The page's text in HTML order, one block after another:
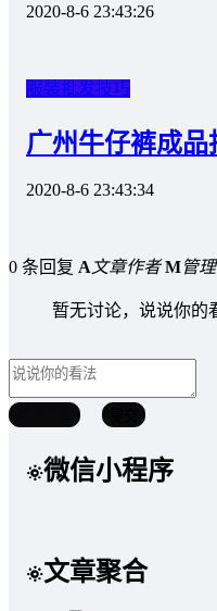
2020-8-6 23:43:26
服装批发技巧
广州牛仔裤成
2020-8-6 23:43:34
0 条回复 A文章作者 M管
暂无讨论，说说你的
微信小程序
文章聚合